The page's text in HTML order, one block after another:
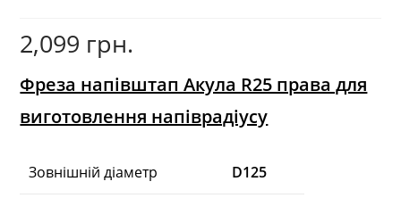
2,099 грн.
Фреза напівштап Акула R25 права для
виготовлення напіврадіусу
Зовнішній діаметр D125